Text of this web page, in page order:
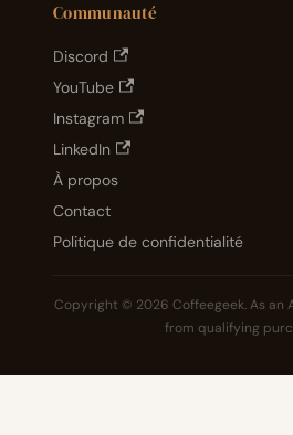
Communauté
Discord
YouTube
Instagram
LinkedIn
À propos
Contact
Politique de confidentialité
Copyright © 2026 Coffeegeek. As an
from qualifying